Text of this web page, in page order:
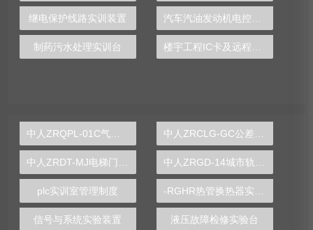
继电保护线路实训装置
制药污水处理实训台
plc实训室管理制度
信号与系统实验装置 液压故障检修实验台